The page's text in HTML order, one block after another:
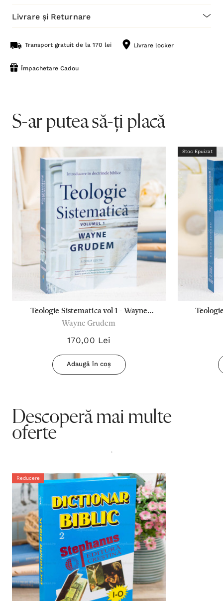
Livrare și Returnare
Transport gratuit de la 170 lei Livrare locker
Împachetare Cadou
S-ar putea să-ți placă
Teologie Sistematica vol 1 - Wayne
Grudem
Wayne Grudem
170,00 Lei
Adaugă în coș
Stoc Epuizat
Descoperă mai multe
oferte
.
Reducere